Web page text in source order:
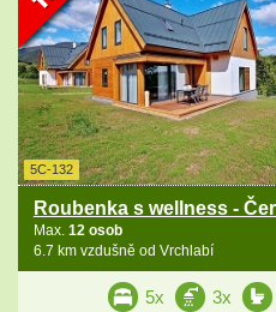
5C-132
Roubenka s wellness -
Max. 12 osob
6.7 km vzdušně od Vrchlabí
5x 3x